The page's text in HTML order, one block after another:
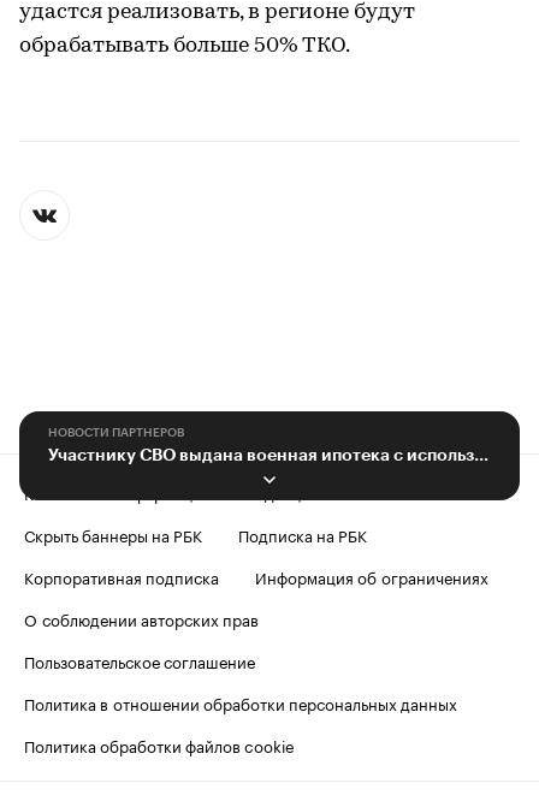
удастся реализовать, в регионе будут
обрабатывать больше 50% ТКО.
НОВОСТИ ПАРТНЕРОВ
Участнику СВО выдана военная ипотека с использованием новых мер поддержки
Контактная информация
Скрыть баннеры на РБК
Подписка на РБК
Корпоративная подписка
Информация об ограничениях
О соблюдении авторских прав
Пользовательское соглашение
Политика в отношении обработки персональных данных
Политика обработки файлов cookie